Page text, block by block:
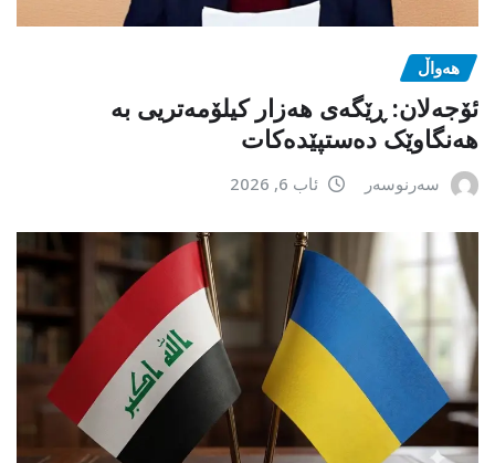
هەواڵ
ئۆجەلان: ڕێگەی هەزار کیلۆمەتریی بە
هەنگاوێک دەستپێدەکات
سەرنوسەر ئاب 6, 2026